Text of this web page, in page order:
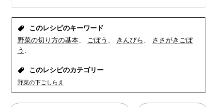
このレシピのキーワード
野菜の切り方の基本
ごぼう きんぴら
ささがきごぼ
う
このレシピのカテゴリー
野菜の下ごしらえ